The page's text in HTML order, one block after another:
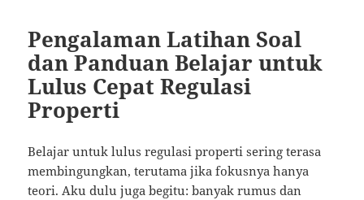
Pengalaman Latihan Soal
dan Panduan Belajar untuk
Lulus Cepat Regulasi
Properti
Belajar untuk lulus regulasi properti sering terasa
membingungkan, terutama jika fokusnya hanya
teori. Aku dulu juga begitu: banyak rumus dan